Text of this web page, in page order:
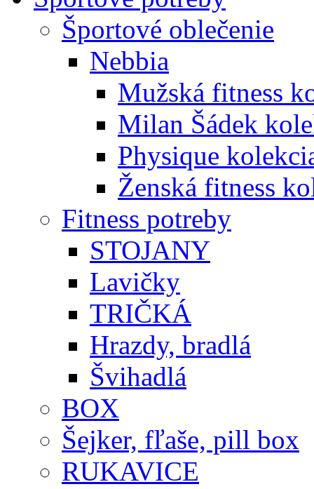
Športové oblečenie
Nebbia
Mužská fitness
Milan Šádek
Physique
Ženská fitness
Fitness potreby
STOJANY
Lavičky
TRIČKÁ
Hrazdy, bradlá
Švihadlá
BOX
Šejker, fľaše, pill box
RUKAVICE